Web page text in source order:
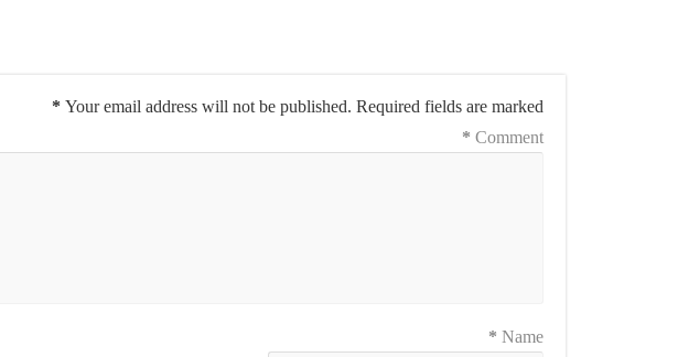
Your email address will not be published. Required fields are marked
*
Comment
*
Name
*